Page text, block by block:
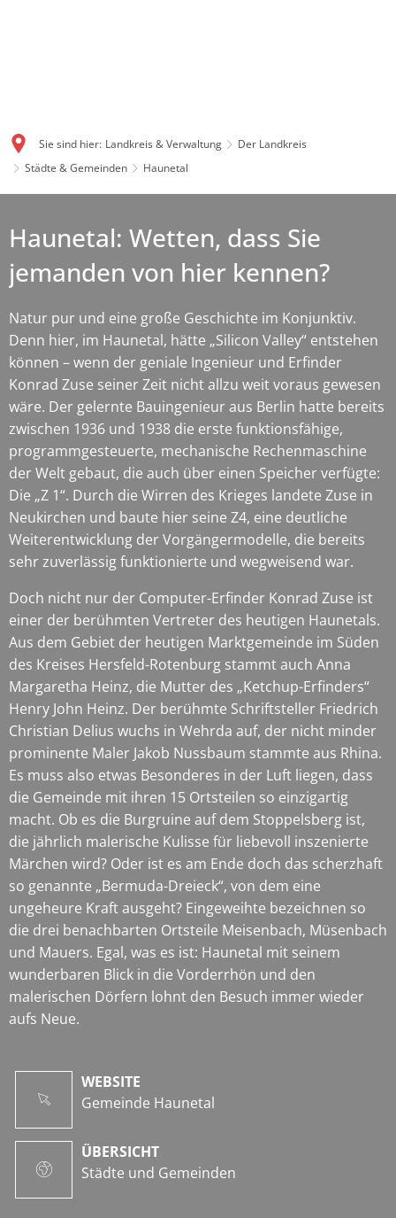
Sie sind hier: Landkreis & Verwaltung
Der Landkreis
Städte & Gemeinden
Haunetal
Haunetal: Wetten, dass Sie
jemanden von hier kennen?
Natur pur und eine große Geschichte im Konjunktiv.
Denn hier, im Haunetal, hätte „Silicon Valley“ entstehen
können – wenn der geniale Ingenieur und Erfinder
Konrad Zuse seiner Zeit nicht allzu weit voraus gewesen
wäre. Der gelernte Bauingenieur aus Berlin hatte bereits
zwischen 1936 und 1938 die erste funktionsfähige,
programmgesteuerte, mechanische Rechenmaschine
der Welt gebaut, die auch über einen Speicher verfügte:
Die „Z 1“. Durch die Wirren des Krieges landete Zuse in
Neukirchen und baute hier seine Z4, eine deutliche
Weiterentwicklung der Vorgängermodelle, die bereits
sehr zuverlässig funktionierte und wegweisend war.
Doch nicht nur der Computer-Erfinder Konrad Zuse ist
einer der berühmten Vertreter des heutigen Haunetals.
Aus dem Gebiet der heutigen Marktgemeinde im Süden
des Kreises Hersfeld-Rotenburg stammt auch Anna
Margaretha Heinz, die Mutter des „Ketchup-Erfinders“
Henry John Heinz. Der berühmte Schriftsteller Friedrich
Christian Delius wuchs in Wehrda auf, der nicht minder
prominente Maler Jakob Nussbaum stammte aus Rhina.
Es muss also etwas Besonderes in der Luft liegen, dass
die Gemeinde mit ihren 15 Ortsteilen so einzigartig
macht. Ob es die Burgruine auf dem Stoppelsberg ist,
die jährlich malerische Kulisse für liebevoll inszenierte
Märchen wird? Oder ist es am Ende doch das scherzhaft
so genannte „Bermuda-Dreieck“, von dem eine
ungeheure Kraft ausgeht? Eingeweihte bezeichnen so
die drei benachbarten Ortsteile Meisenbach, Müsenbach
und Mauers. Egal, was es ist: Haunetal mit seinem
wunderbaren Blick in die Vorderrhön und den
malerischen Dörfern lohnt den Besuch immer wieder
aufs Neue.
WEBSITE
Gemeinde Haunetal
ÜBERSICHT
Städte und Gemeinden